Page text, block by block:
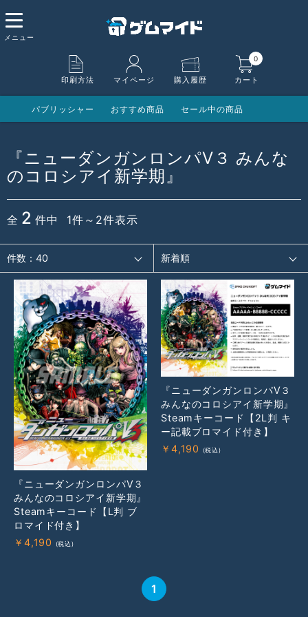
印刷方法 マイページ 購入履歴 カート
0
パブリッシャー おすすめ商品 セール中の商品
『ニューダンガンロンパⅤ３ みんな
のコロシアイ新学期』
全 2 件中 1件～2件表示
『ニューダンガンロンパⅤ３
みんなのコロシアイ新学期』
Steamキーコード【L判 ブ
ロマイド付き】
￥ 4,190
『ニューダンガンロンパⅤ３
みんなのコロシアイ新学期』
Steamキーコード【2L判 キ
ー記載ブロマイド付き】
￥ 4,190
1